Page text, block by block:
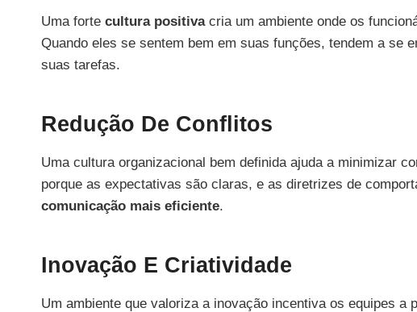
Uma forte cultura positivacria um ambiente onde os
Quando eles se sentem bem em suas funções, tendem a se
suas tarefas.
Redução De Conflitos
Uma cultura organizacional bem definida ajuda a minimizar
porque as expectativas são claras, e as diretrizes de
comunicação mais eficiente.
Inovação E Criatividade
Um ambiente que valoriza a inovação incentiva os equipes a